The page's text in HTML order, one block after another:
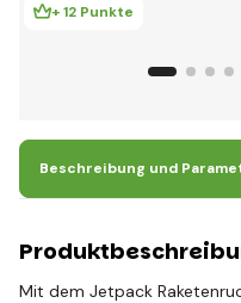
+ 12 Punkte
Beschreibung und
Mit dem Jetpack